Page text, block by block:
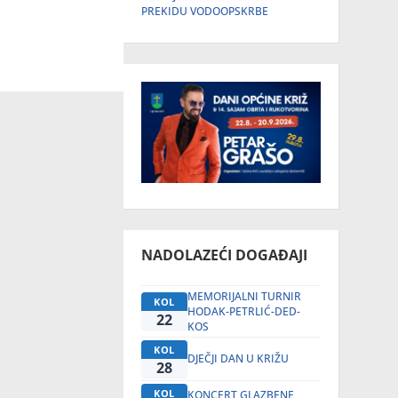
PREKIDU VODOOPSKRBE
NADOLAZEĆI DOGAĐAJI
KOL
22
MEMORIJALNI TURNIR
HODAK-PETRLIĆ-DED-
KOS
KOL
28 DJEČJI DAN U KRIŽU
KOL
KONCERT GLAZBENE